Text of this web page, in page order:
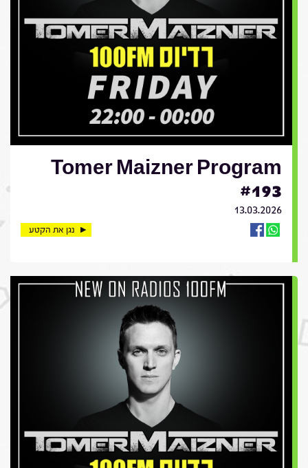
Tomer Maizner Program
#193
13.03.2026
נגן את הקטע